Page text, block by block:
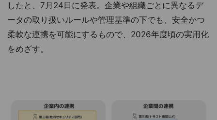
したと、7月24日に発表。企業や組織ごとに異なるデ
ータの取り扱いルールや管理基準の下でも、安全かつ
柔軟な連携を可能にするもので、2026年度頃の実用化
をめざす。